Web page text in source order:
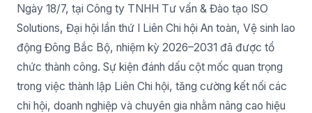
Ngày 18/7, tại Công ty TNHH Tư vấn & Đào tạo ISO
Solutions, Đại hội lần thứ I Liên Chi hội An toàn, Vệ sinh lao
động Đông Bắc Bộ, nhiệm kỳ 2026–2031 đã được tổ
chức thành công. Sự kiện đánh dấu cột mốc quan trọng
trong việc thành lập Liên Chi hội, tăng cường kết nối các
chi hội, doanh nghiệp và chuyên gia nhằm nâng cao hiệu